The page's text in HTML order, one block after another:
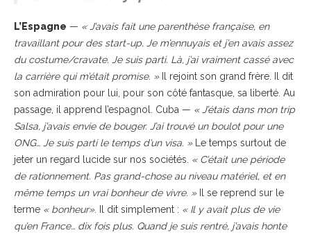
L’Espagne — « J’avais fait une parenthèse française, en
travaillant pour des start-up. Je m’ennuyais et j’en avais assez
du costume/cravate. Je suis parti. Là, j’ai vraiment cassé avec
la carrière qui m’était promise. »Il rejoint son grand frère. Il dit
son admiration pour lui, pour son côté fantasque, sa liberté. Au
passage, il apprend l’espagnol. Cuba — « J’étais dans mon trip
Salsa, j’avais envie de bouger. J’ai trouvé un boulot pour une
ONG… Je suis parti le temps d’un visa. »Le temps surtout de
jeter un regard lucide sur nos sociétés. « C’était une période
de rationnement. Pas grand-chose au niveau matériel, et en
même temps un vrai bonheur de vivre. »Il se reprend sur le
terme « bonheur». Il dit simplement : « Il y avait plus de vie
qu’en France… dix fois plus. Quand je suis rentré, j’avais honte